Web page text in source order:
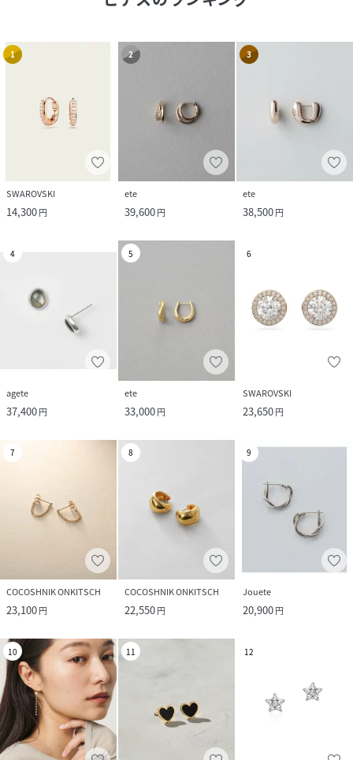
1
SWAROVSKI
14,300円
2
ete
39,600円
3
ete
38,500円
4
agete
37,400円
5
ete
33,000円
6
SWAROVSKI
23,650円
7
COCOSHNIK ONKITSCH
23,100円
8
COCOSHNIK ONKITSCH
22,550円
9
Jouete
20,900円
10 11 12